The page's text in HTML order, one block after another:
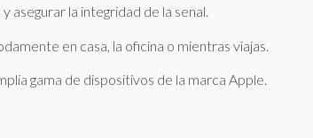
la integridad de la senal.
en casa, la oficina o mientras viajas.
gama de dispositivos de la marca Apple.